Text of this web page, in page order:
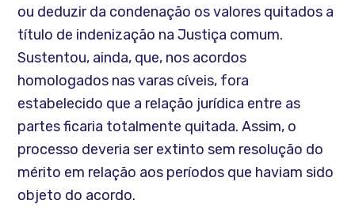
ou deduzir da condenação os valores quitados a
título de indenização na Justiça comum.
Sustentou, ainda, que, nos acordos
homologados nas varas cíveis, fora
estabelecido que a relação jurídica entre as
partes ficaria totalmente quitada. Assim, o
processo deveria ser extinto sem resolução do
mérito em relação aos períodos que haviam sido
objeto do acordo.